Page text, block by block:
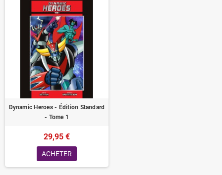
Dynamic Heroes - Édition Standard
- Tome 1
29,95 €
ACHETER